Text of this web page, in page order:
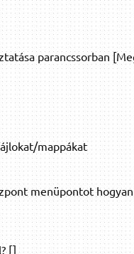
parancssorban
mappákat
menüpontot
[]